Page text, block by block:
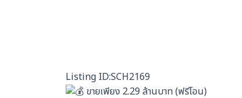
Listing ID:SCH2169
ขายเพียง 2.29 ล้านบาท (ฟรีโอน)